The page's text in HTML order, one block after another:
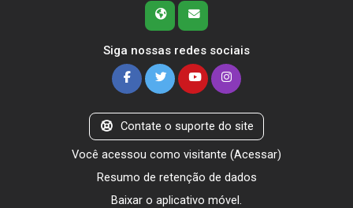
Siga nossas redes sociais
Contate o suporte do site
Você acessou como visitante (Acessar)
Resumo de retenção de dados
Baixar o aplicativo móvel.